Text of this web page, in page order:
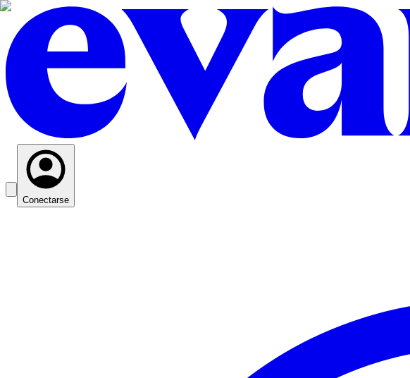
Conectarse